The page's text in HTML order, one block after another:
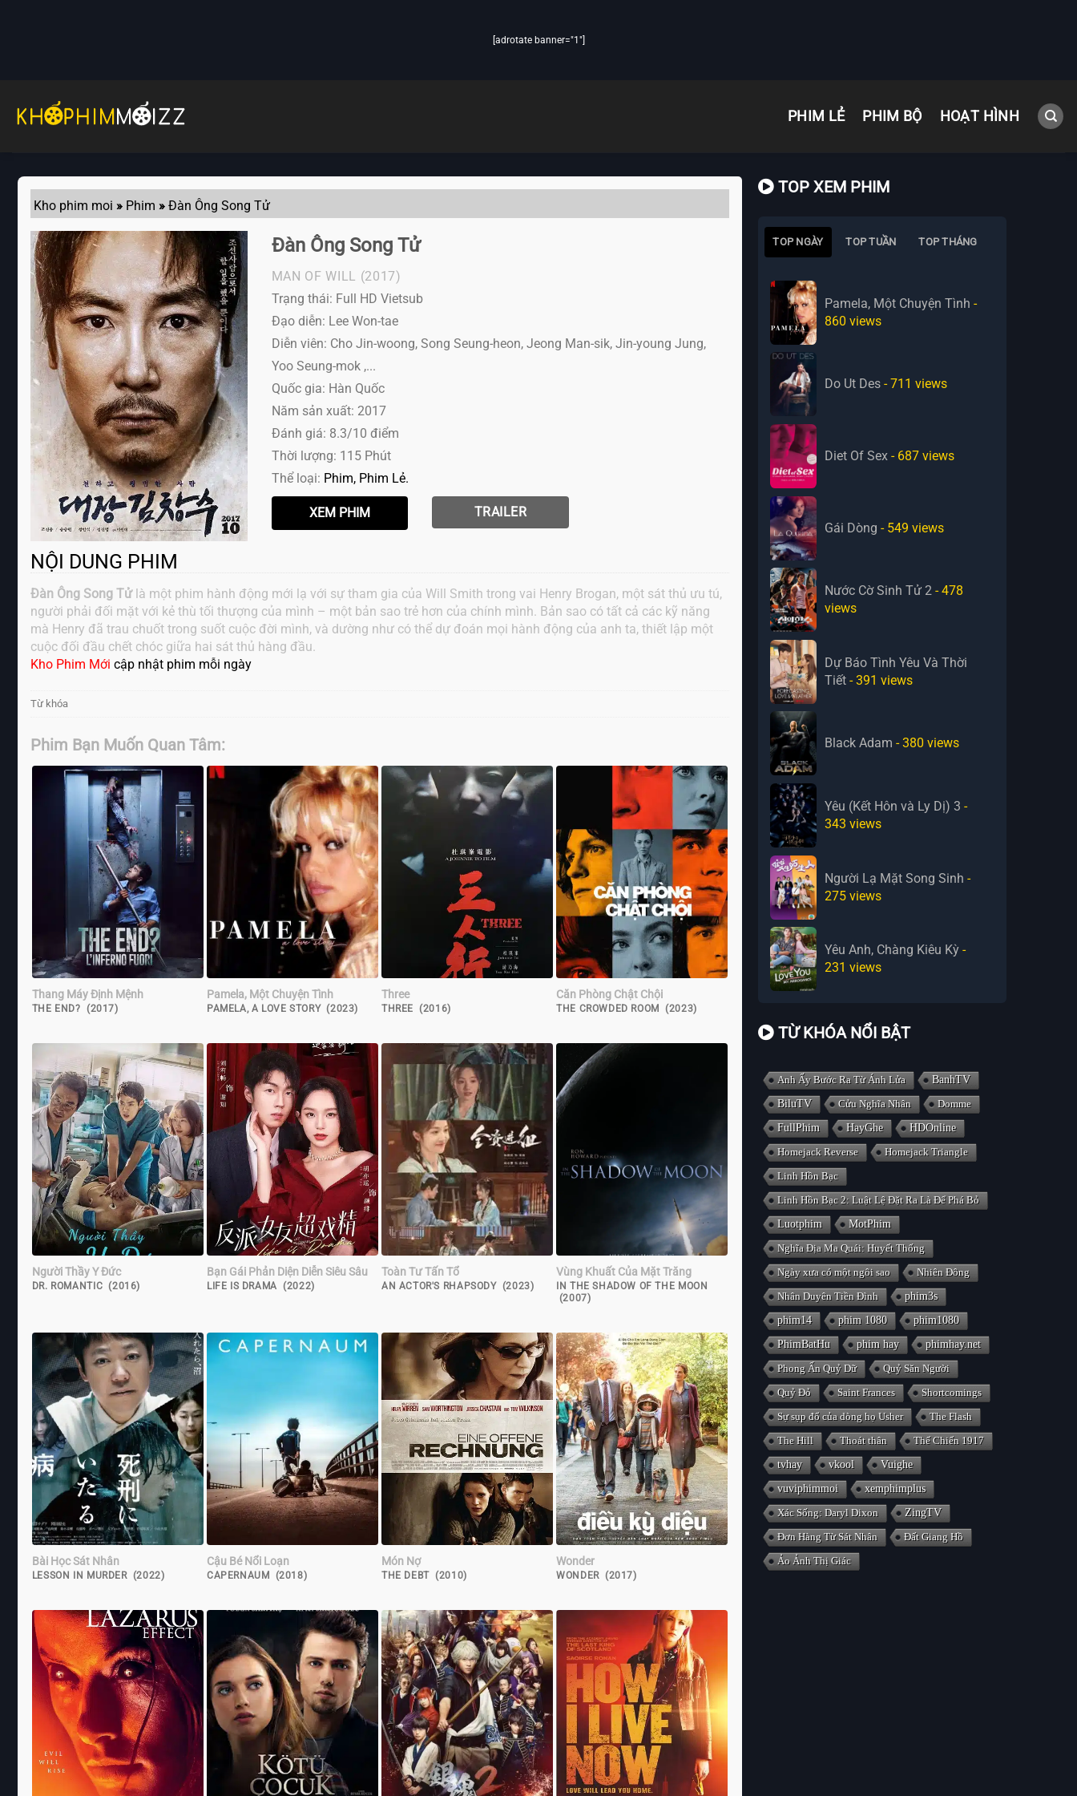
[adrotate banner="1"]
PHIM LẺ PHIM BỘ HOẠT HÌNH
Kho phim moi » Phim » Đàn Ông Song Tử
Đàn Ông Song Tử
MAN OF WILL
(2017)
Trạng thái: Full HD Vietsub
Đạo diễn: Lee Won-tae
Diễn viên: Cho Jin-woong, Song Seung-heon, Jeong Man-sik, Jin-young Jung,
Yoo Seung-mok ,...
Quốc gia: Hàn Quốc
Năm sản xuất: 2017
Đánh giá: 8.3/10 điểm
Thời lượng: 115 Phút
Thể loại: Phim Phim Lẻ
TRAILER
NỘI DUNG PHIM
Đàn Ông Song Tửlà một phim hành động mới lạ với sự tham gia của Will Smith trong vai Henry Brogan, một sát thủ ưu tú,
người phải đối mặt với kẻ thù tối thượng của mình – một bản sao trẻ hơn của chính mình. Bản sao có tất cả các kỹ năng
mà Henry đã trau chuốt trong suốt cuộc đời mình, và dường như có thể dự đoán mọi hành động của anh ta, thiết lập một
cuộc đối đầu chết chóc giữa hai sát thủ hàng đầu.
Kho Phim Mới cập nhật phim mỗi ngày
Từ khóa
Phim Bạn Muốn Quan Tâm:
Thang Máy Định Mệnh
THE END? (2017)
Pamela, Một Chuyện Tình
PAMELA, A LOVE STORY (2023)
Three
THREE (2016)
Căn Phòng Chật Chội
THE CROWDED ROOM (2023)
Người Thầy Y Đức
DR. ROMANTIC (2016)
Bạn Gái Phản Diện Diễn Siêu Sâu
LIFE IS DRAMA (2022)
Toàn Tư Tấn Tổ
AN ACTOR'S RHAPSODY (2023)
Vùng Khuất Của Mặt Trăng
IN THE SHADOW OF THE MOON
(2007)
Bài Học Sát Nhân
LESSON IN MURDER (2022)
Cậu Bé Nổi Loạn
CAPERNAUM (2018)
Món Nợ
THE DEBT (2010)
Wonder
WONDER (2017)
TOP XEM PHIM
TOP NGÀY TOP TUẦN TOP THÁNG
Pamela, Một Chuyện Tình -
860 views
Do Ut Des - 711 views
Diet Of Sex - 687 views
Gái Dòng - 549 views
Nước Cờ Sinh Tử 2 - 478
views
Dự Báo Tình Yêu Và Thời
Tiết - 391 views
Black Adam - 380 views
Yêu (Kết Hôn và Ly Dị) 3 -
343 views
Người Lạ Mặt Song Sinh -
275 views
Yêu Anh, Chàng Kiêu Kỳ -
231 views
TỪ KHÓA NỔI BẬT
Anh Ấy Bước Ra Từ Ánh Lửa
BanhTV
BiluTV
Cửu Nghĩa Nhân
Domme
FullPhim
HayGhe
HDOnline
Homejack Reverse
Homejack Triangle
Linh Hồn Bạc
Linh Hồn Bạc 2: Luật Lệ Đặt Ra Là Để Phá Bỏ
Luotphim
MotPhim
Nghĩa Địa Ma Quái: Huyết Thống
Ngày xưa có một ngôi sao
Nhiên Đông
Nhân Duyên Tiền Đình
phim3s
phim14
phim 1080
phim1080
PhimBatHu
phim hay
phimhay.net
Phong Ấn Quỷ Dữ
Quỷ Săn Người
Quỷ Đỏ
Saint Frances
Shortcomings
Sự sụp đổ của dòng họ Usher
The Flash
The Hill
Thoát thân
Thế Chiến 1917
tvhay
vkool
Vuighe
vuviphimmoi
xemphimplus
Xác Sống: Daryl Dixon
ZingTV
Đơn Hàng Từ Sát Nhân
Đất Giang Hồ
Ảo Ảnh Thị Giác